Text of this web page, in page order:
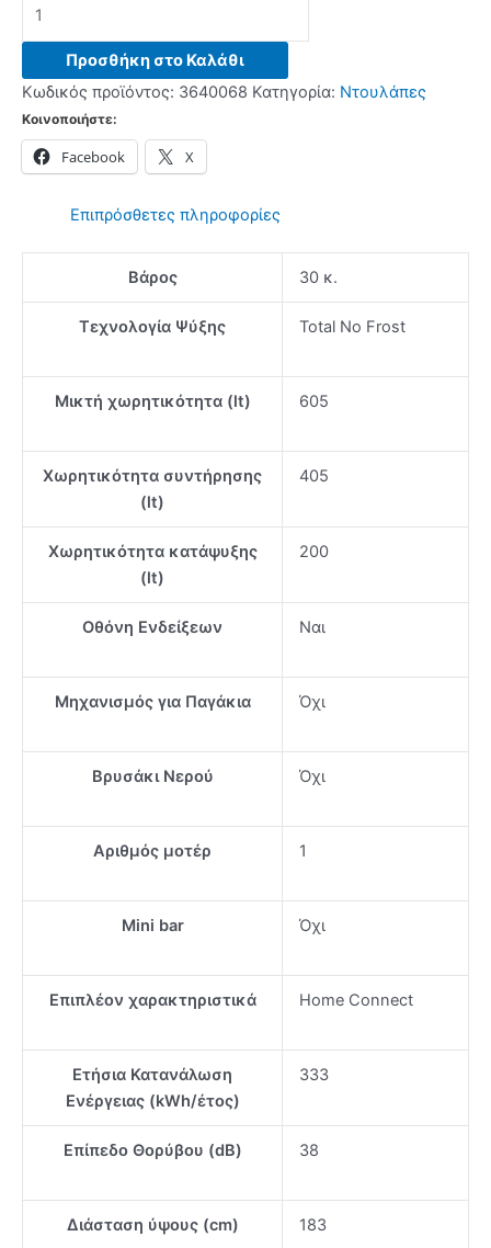
KFN96AXEA
Ψυγείο
Ντουλάπα
Steel
Προσθήκη στο Καλάθι
Κωδικός προϊόντος: 3640068 Κατηγορία: Ντουλάπες
Κοινοποιήστε:
Facebook X
Επιπρόσθετες πληροφορίες
Βάρος 30 κ.
Τεχνολογία Ψύξης Total No Frost
Μικτή χωρητικότητα (lt) 605
Xωρητικότητα συντήρησης
(lt)
405
Xωρητικότητα κατάψυξης
(lt)
200
Οθόνη Ενδείξεων Ναι
Μηχανισμός για Παγάκια Όχι
Βρυσάκι Νερού Όχι
Αριθμός μοτέρ 1
Mini bar Όχι
Επιπλέον χαρακτηριστικά Home Connect
Ετήσια Κατανάλωση
Ενέργειας (kWh/έτος)
333
Επίπεδο Θορύβου (dB) 38
Διάσταση ύψους (cm) 183